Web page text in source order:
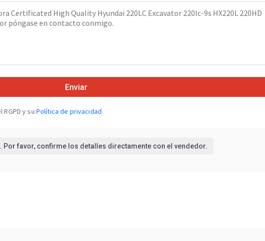
Enviar
y su Política de privacidad
Por favor, confirme los detalles directamente con el vendedor.